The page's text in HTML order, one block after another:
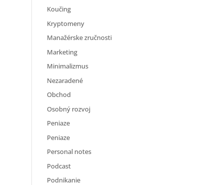
Koučing
Kryptomeny
Manažérske zručnosti
Marketing
Minimalizmus
Nezaradené
Obchod
Osobný rozvoj
Peniaze
Peniaze
Personal notes
Podcast
Podnikanie